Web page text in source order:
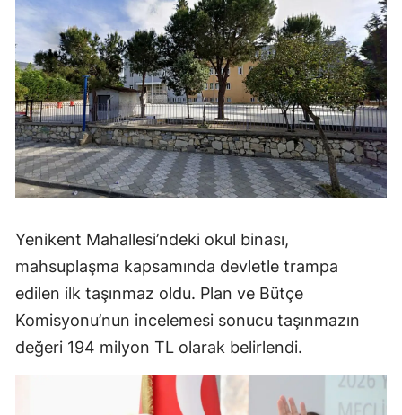
Yenikent Mahallesi’ndeki okul binası,
mahsuplaşma kapsamında devletle trampa
edilen ilk taşınmaz oldu. Plan ve Bütçe
Komisyonu’nun incelemesi sonucu taşınmazın
değeri 194 milyon TL olarak belirlendi.